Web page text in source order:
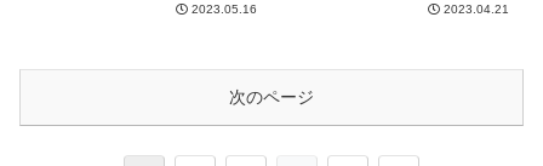
2023.05.16 2023.04.21
次のページ